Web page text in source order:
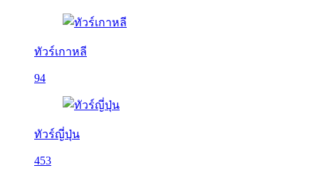
ทัวร์เกาหลี
94
ทัวร์ญี่ปุ่น
453